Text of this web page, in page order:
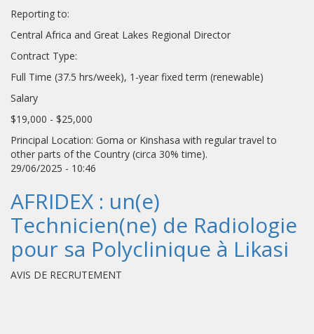
Reporting to:
Central Africa and Great Lakes Regional Director
Contract Type:
Full Time (37.5 hrs/week), 1-year fixed term (renewable)
Salary
$19,000 - $25,000
Principal Location: Goma or Kinshasa with regular travel to
other parts of the Country (circa 30% time).
29/06/2025 - 10:46
AFRIDEX : un(e)
Technicien(ne) de Radiologie
pour sa Polyclinique à Likasi
AVIS DE RECRUTEMENT